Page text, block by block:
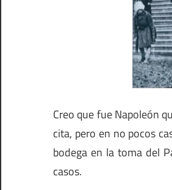
Creo que fue Napoleón
cita, pero en no pocos
bodega en la toma del
casos.